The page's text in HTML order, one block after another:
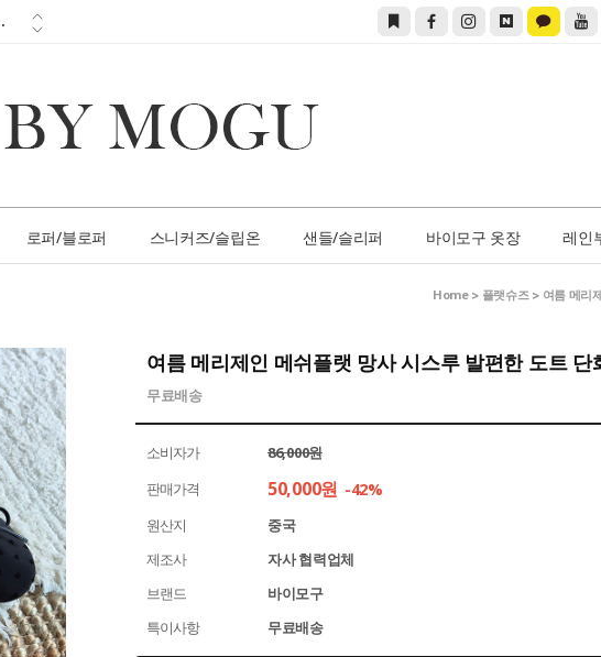
로퍼/블로퍼 스니커즈/슬립온 샌들/슬리퍼 바이모구 옷장 레인
Home> 플랫슈즈> 여름 메리
여름 메리제인 메쉬플랫 망사 시스루 발편한 도트 단
무료배송
소비자가
86,000원
판매가격
50,000원 -42%
원산지
중국
제조사
자사 협력업체
브랜드
바이모구
특이사항
무료배송